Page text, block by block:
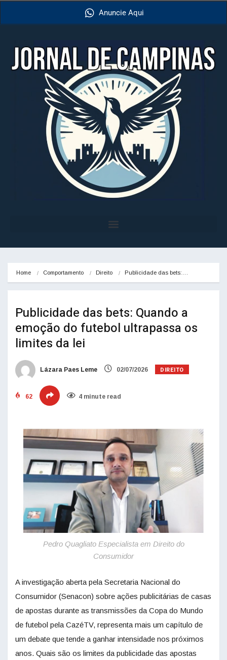
Anuncie Aqui
Home Comportamento Direito Publicidade das bets:…
Publicidade das bets: Quando a
emoção do futebol ultrapassa os
limites da lei
Lázara Paes Leme 02/07/2026 DIREITO
62 4 minute read
Pedro Quagliato Especialista em Direito do
Consumidor
A investigação aberta pela Secretaria Nacional do
Consumidor (Senacon) sobre ações publicitárias de casas
de apostas durante as transmissões da Copa do Mundo
de futebol pela CazéTV, representa mais um capítulo de
um debate que tende a ganhar intensidade nos próximos
anos. Quais são os limites da publicidade das apostas